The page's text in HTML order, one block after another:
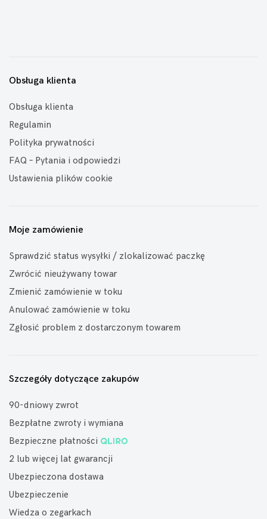
Obsługa klienta
Obsługa klienta
Regulamin
Polityka prywatności
FAQ – Pytania i odpowiedzi
Ustawienia plików cookie
Moje zamówienie
Sprawdzić status wysyłki / zlokalizować paczkę
Zwrócić nieużywany towar
Zmienić zamówienie w toku
Anulować zamówienie w toku
Zgłosić problem z dostarczonym towarem
Szczegóły dotyczące zakupów
90-dniowy zwrot
Bezpłatne zwroty i wymiana
Bezpieczne płatności
2 lub więcej lat gwarancji
Ubezpieczona dostawa
Ubezpieczenie
Wiedza o zegarkach